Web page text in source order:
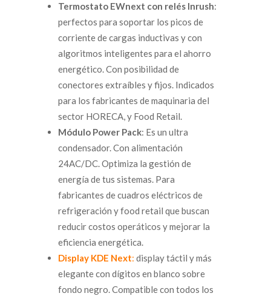
Termostato EWnext con relés Inrush:
perfectos para soportar los picos de
corriente de cargas inductivas y con
algoritmos inteligentes para el ahorro
energético. Con posibilidad de
conectores extraíbles y fijos. Indicados
para los fabricantes de maquinaria del
sector HORECA, y Food Retail.
Módulo Power Pack: Es un ultra
condensador. Con alimentación
24AC/DC. Optimiza la gestión de
energía de tus sistemas. Para
fabricantes de cuadros eléctricos de
refrigeración y food retail que buscan
reducir costos operáticos y mejorar la
eficiencia energética.
Display KDE Next: display táctil y más
elegante con dígitos en blanco sobre
fondo negro. Compatible con todos los